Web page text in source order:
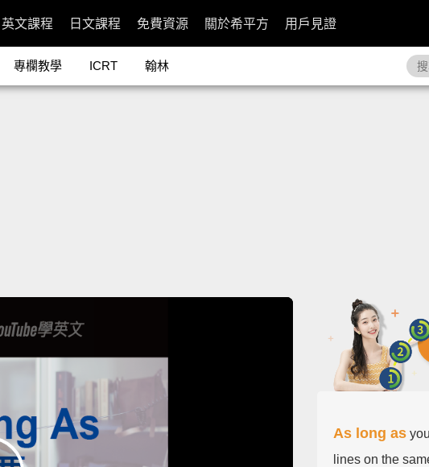
英文課程 日文課程 免費資源 關於希平方 用戶見證
專欄教學 ICRT 翰林
As long as
lines on the